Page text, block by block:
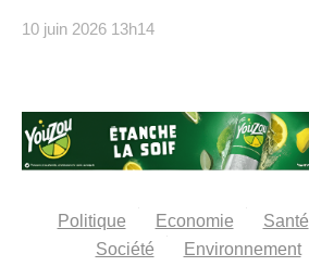
10 juin 2026 13h14
Politique Economie Santé
Société
Environnement